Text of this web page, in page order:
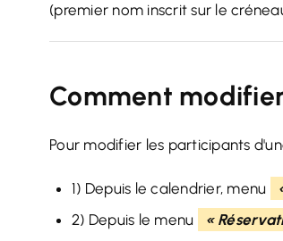
(premier nom inscrit sur le
Comment
Pour modifier les participants
1) Depuis le calendrier, menu
2) Depuis le menu
«